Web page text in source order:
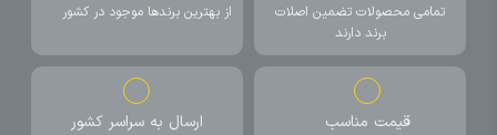
تمامی محصولات تضمین اصلات
برند دارند
از بهترین برندها موجود در کشور
قیمت مناسب ارسال به سراسر کشور